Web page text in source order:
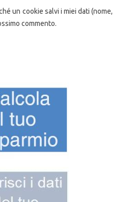
un cookie salvi i miei dati (nome,
commento.